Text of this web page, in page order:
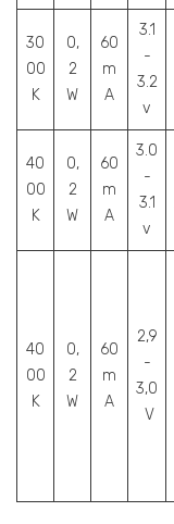
30
00
K
0,
2
W
60
m
A
3.1
-
3.2
v
40
00
K
0,
2
W
60
m
A
3.0
-
3.1
v
40
00
K
0,
2
W
60
m
A
2,9
-
3,0
V